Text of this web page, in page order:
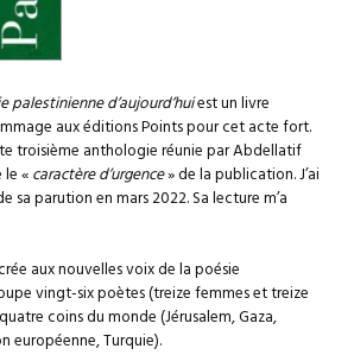
d’aujourd’huiest un livre
aux éditions Points pour cet acte fort.
troisième anthologie réunie par Abdellatif
«caractère d’urgence» de la publication. J’ai
sa parution en mars 2022. Sa lecture m’a
aux nouvelles voix de la poésie
vingt-six poètes (treize femmes et treize
coins du monde (Jérusalem, Gaza,
européenne, Turquie).